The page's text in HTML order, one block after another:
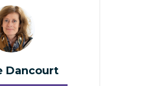
Dancourt